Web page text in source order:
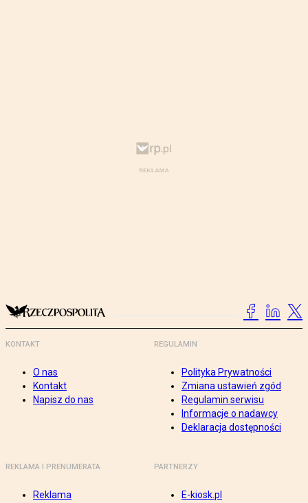
KONTAKT
O nas
Kontakt
Napisz do nas
REGULAMIN
Polityka Prywatności
Zmiana ustawień zgód
Regulamin serwisu
Informacje o nadawcy
Deklaracja dostępności
REKLAMA I PRENUMERATA
Reklama
PARTNERZY
E-kiosk.pl